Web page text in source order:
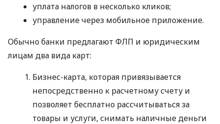
уплата налогов в несколько кликов;
управление через мобильное приложение.
Обычно банки предлагают ФЛП и юридическим
лицам два вида карт:
Бизнес-карта, которая привязывается
непосредственно к расчетному счету и
позволяет бесплатно рассчитываться за
товары и услуги, снимать наличные деньги